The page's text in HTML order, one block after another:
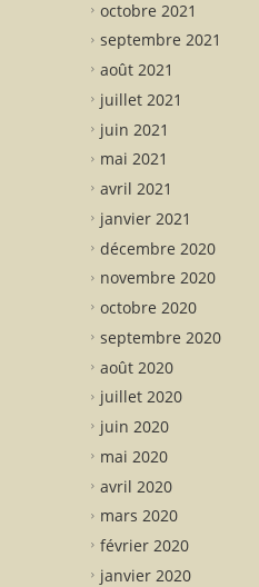
octobre 2021
septembre 2021
août 2021
juillet 2021
juin 2021
mai 2021
avril 2021
janvier 2021
décembre 2020
novembre 2020
octobre 2020
septembre 2020
août 2020
juillet 2020
juin 2020
mai 2020
avril 2020
mars 2020
février 2020
janvier 2020